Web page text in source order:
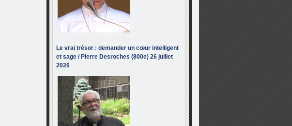
Le vrai trésor : demander un cœur intelligent
et sage / Pierre Desroches (800e) 26 juillet
2026